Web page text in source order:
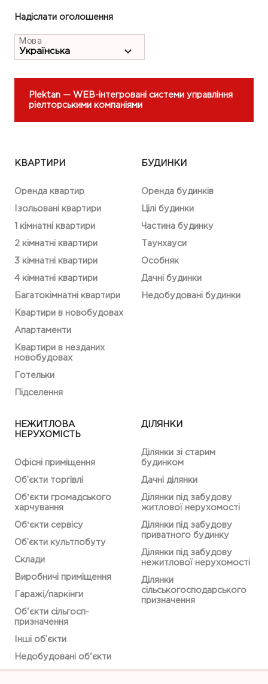
Надіслати оголошення
Мова
Plektan — WEB-інтегровані системи управління
ріелторськими компаніями
КВАРТИРИ
Оренда квартир
Ізольовані квартири
1 кімнатні квартири
2 кімнатні квартири
3 кімнатні квартири
4 кімнатні квартири
Багатокімнатні квартири
Квартири в новобудовах
Апартаменти
Квартири в незданих
новобудовах
Готельки
Підселення
БУДИНКИ
Оренда будинків
Цілі будинки
Частина будинку
Таунхауси
Особняк
Дачні будинки
Недобудовані будинки
НЕЖИТЛОВА
НЕРУХОМІСТЬ
Офісні приміщення
Об’єкти торгівлі
Обʼєкти громадського
харчування
Обʼєкти сервісу
Об’єкти культпобуту
Склади
Виробничі приміщення
Гаражі/паркінги
Об'єкти сільгосп-
призначення
Інші об’єкти
Недобудовані об'єкти
ДІЛЯНКИ
Ділянки зі старим
будинком
Дачні ділянки
Ділянки під забудову
житлової нерухомості
Ділянки під забудову
приватного будинку
Ділянки під забудову
нежитлової нерухомості
Ділянки
сільськогосподарського
призначення